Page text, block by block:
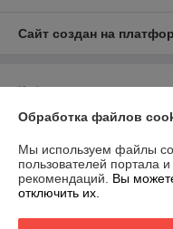
Сайт создан на
Информация для
Индивидуальный
220093, г.Минск ул.Чигладзе
Регистрационный номер
Обработка файлов
Мы используем файлы
пользователей портала
рекомендаций. Вы
отключить их.